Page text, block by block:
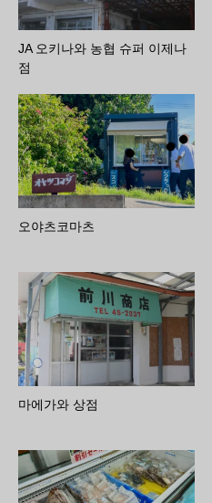
JA 오키나와 농협 슈퍼 이제나
점
오야츠코마츠
마에가와 상점